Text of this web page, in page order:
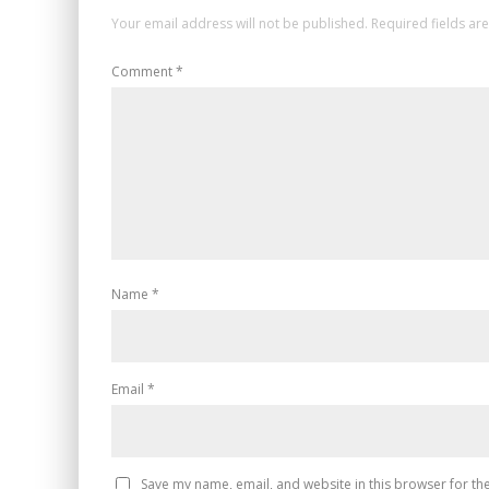
Your email address will not be published. Required fields
Comment*
Name *
Email *
Save my name, email, and website in this browser for